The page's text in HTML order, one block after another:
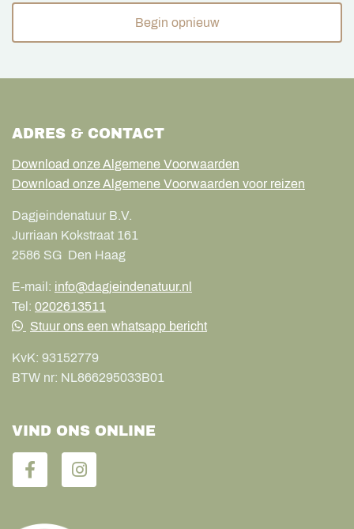
Begin opnieuw
ADRES & CONTACT
Download onze Algemene Voorwaarden
Download onze Algemene Voorwaarden voor reizen
Dagjeindenatuur B.V.
Jurriaan Kokstraat 161
2586 SG Den Haag
E-mail: info@dagjeindenatuur.nl
Tel: 0202613511
Stuur ons een whatsapp bericht
KvK: 93152779
BTW nr: NL866295033B01
VIND ONS ONLINE